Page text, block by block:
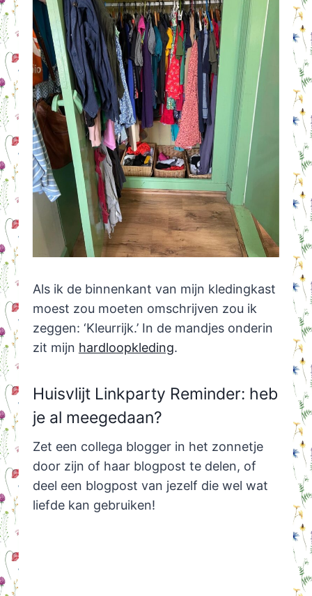
Als ik de binnenkant van mijn kledingkast
moest zou moeten omschrijven zou ik
zeggen: ‘Kleurrijk.’ In de mandjes onderin
zit mijn hardloopkleding.
Huisvlijt Linkparty Reminder: heb
je al meegedaan?
Zet een collega blogger in het zonnetje
door zijn of haar blogpost te delen, of
deel een blogpost van jezelf die wel wat
liefde kan gebruiken!